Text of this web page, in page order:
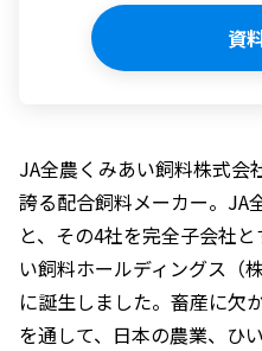
資
JA全農くみあい飼料株式会
誇る配合飼料メーカー。JA
と、その4社を完全子会社
い飼料ホールディングス（
に誕生しました。畜産に欠
を通して、日本の農業、ひ